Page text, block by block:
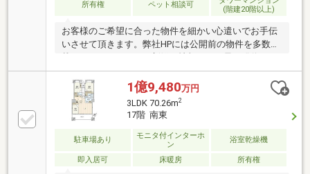
所有権 ペット相談可
(階建20階以上)
お客様のご希望に合った物件を細かい心遣いでお手伝
いさせて頂きます。弊社HPには公開前の物件を多数掲
載しておりますので、新鮮な情報をいち早く発信させ
て頂いております。お客様が納得なさるお住まいが見
つかるよう、スピード感を持って全力でサポートしま
す。売却査定・買い取りも致します。ご希望の際は、
お気軽にお問い合わせ下さい。お電話頂けると、お話
が早く進みます。
1億9,480万円
3LDK 70.26m2
17階 南東
駐車場あり
モニタ付インターホ
ン
浴室乾燥機
即入居可 床暖房 所有権